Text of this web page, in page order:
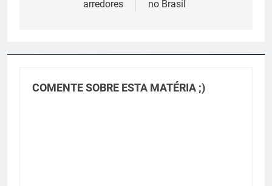
arredores
no Brasil
COMENTE SOBRE ESTA MATÉRIA ;)